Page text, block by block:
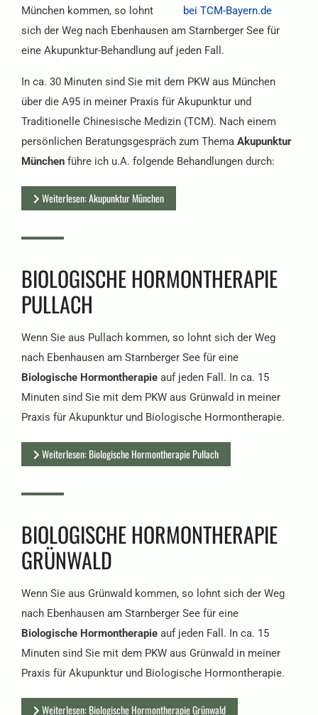
München kommen, so lohnt
sich der Weg nach Ebenhausen am Starnberger See für
eine Akupunktur-Behandlung auf jeden Fall.
In ca. 30 Minuten sind Sie mit dem PKW aus München
über die A95 in meiner Praxis für Akupunktur und
Traditionelle Chinesische Medizin (TCM). Nach einem
persönlichen Beratungsgespräch zum Thema Akupunktur
München führe ich u.A. folgende Behandlungen durch:
Weiterlesen: Akupunktur München
BIOLOGISCHE HORMONTHERAPIE
PULLACH
Wenn Sie aus Pullach kommen, so lohnt sich der Weg
nach Ebenhausen am Starnberger See für eine
Biologische Hormontherapie auf jeden Fall. In ca. 15
Minuten sind Sie mit dem PKW aus Grünwald in meiner
Praxis für Akupunktur und Biologische Hormontherapie.
Weiterlesen: Biologische Hormontherapie Pullach
BIOLOGISCHE HORMONTHERAPIE
GRÜNWALD
Wenn Sie aus Grünwald kommen, so lohnt sich der Weg
nach Ebenhausen am Starnberger See für eine
Biologische Hormontherapie auf jeden Fall. In ca. 15
Minuten sind Sie mit dem PKW aus Grünwald in meiner
Praxis für Akupunktur und Biologische Hormontherapie.
Weiterlesen: Biologische Hormontherapie Grünwald